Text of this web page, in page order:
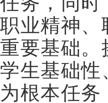
职业精神、
重要基础
学生基础
为根本任